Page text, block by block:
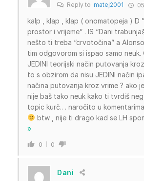
Reply to matej2001
kalp , klap , klap ( onomatopeja ) D
prostor i vrijeme” . IS “Dani
nešto ti treba “crvotočina” a Alonso
tim odgovorom si ispao samo neuk.
JEDINI teorijski način putovanja
to s obzirom da nisu JEDINI način
načina putovanja kroz vrime ? ako
nije baš tako neuk kako ti tvrdiš
topic kurč.. . naročito u komentarima
btw , nije ti drago kad se LH
»
0 0
Dani